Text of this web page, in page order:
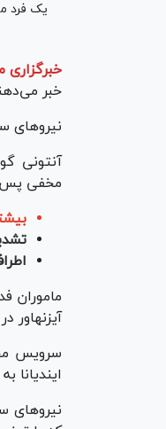
یک فرد
خبرگزاری
خبر
نیرو‌های
آنتونی
مخفی پس
ماموران
آیزنهاور
سرویس